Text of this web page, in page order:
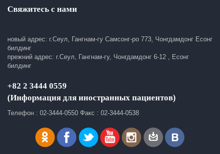
Свяжитесь с нами
новый адрес: г.Сеул, Гангнам-гу Самсонг-ро 773, Чонгдамдонг Есонг
билдинг
прежний адрес: г.Сеул, Гангнам-гу, Чонгдамдонг 6-12 , Есонг
билдинг
+82 2 3444 0559
(Информация для иностранных пациентов)
Телефон : 02-3444-0550 Факс : 02-3444-0538